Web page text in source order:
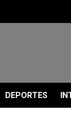
DEPORTES